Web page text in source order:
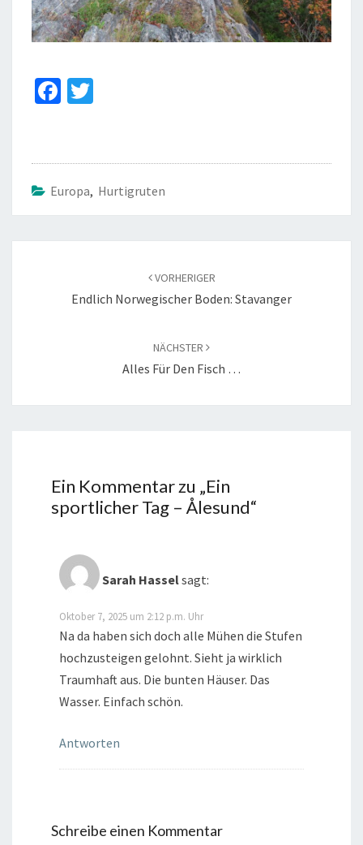
Fa
o
o
k
er
Europa, Hurtigruten
VORHERIGER
Endlich Norwegischer Boden: Stavanger
NÄCHSTER
Alles Für Den Fisch …
Ein Kommentar zu „Ein
sportlicher Tag – Ålesund“
Sarah Hasselsagt:
Oktober 7, 2025 um 2:12 p.m. Uhr
Na da haben sich doch alle Mühen die Stufen
hochzusteigen gelohnt. Sieht ja wirklich
Traumhaft aus. Die bunten Häuser. Das
Wasser. Einfach schön.
Antworten
Schreibe einen Kommentar